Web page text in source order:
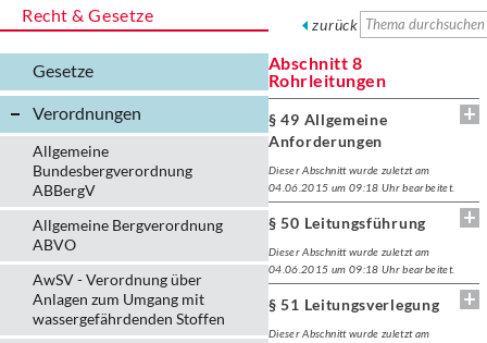
Recht & Gesetze
Gesetze
Verordnungen
Allgemeine
Bundesbergverordnung
ABBergV
Allgemeine Bergverordnung
ABVO
AwSV - Verordnung über
Anlagen zum Umgang mit
wassergefährdenden Stoffen
zurück
Abschnitt 8
Rohrleitungen
§ 49 Allgemeine
Anforderungen
Dieser Abschnitt wurde zuletzt am
04.06.2015 um 09:18 Uhr bearbeitet.
§ 50 Leitungsführung
Dieser Abschnitt wurde zuletzt am
04.06.2015 um 09:18 Uhr bearbeitet.
§ 51 Leitungsverlegung
Dieser Abschnitt wurde zuletzt am